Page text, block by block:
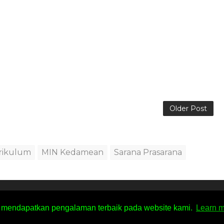
pengalaman terbaik pada website kami. Learn
Older Post
MIN Kedamean Sarana Prasarana
By SoraTemplates | Distributed By Free Blogger